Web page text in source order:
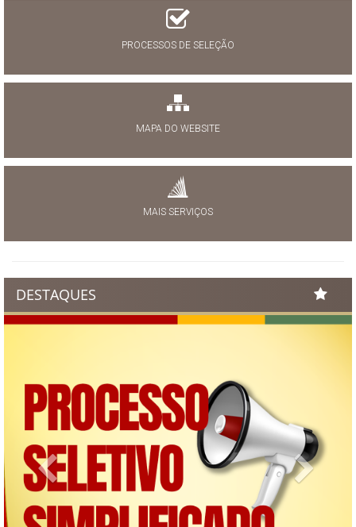
PROCESSOS DE SELEÇÃO
MAPA DO WEBSITE
MAIS SERVIÇOS
DESTAQUES
Previous Next